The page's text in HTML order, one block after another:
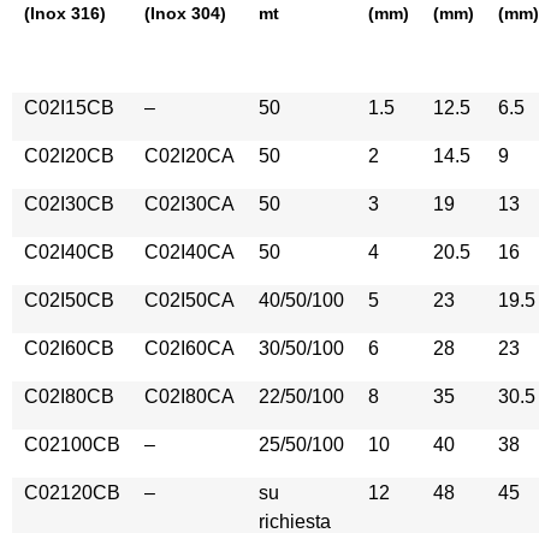
(Inox 316)
(Inox 304)
mt
(mm)
(mm)
(mm)
C02I15CB – 50 1.5 12.5 6.5
C02I20CB C02I20CA 50 2 14.5 9
C02I30CB C02I30CA 50 3 19 13
C02I40CB C02I40CA 50 4 20.5 16
C02I50CB C02I50CA 40/50/100 5 23 19.5
C02I60CB C02I60CA 30/50/100 6 28 23
C02I80CB C02I80CA 22/50/100 8 35 30.5
C02100CB – 25/50/100 10 40 38
C02120CB –
su
richiesta
12 48 45